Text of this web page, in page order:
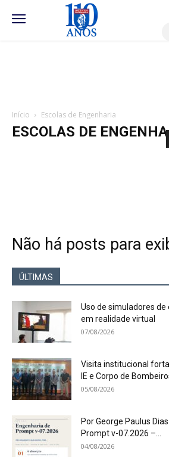
Início Escolas de Engenharia
ESCOLAS DE
Não há posts para
ÚLTIMAS
Uso de simuladores
em realidade virtual
07/08/2026
Visita institucional
IE e Corpo de
05/08/2026
Por George Paulus
Prompt v-07.2026 –...
04/08/2026